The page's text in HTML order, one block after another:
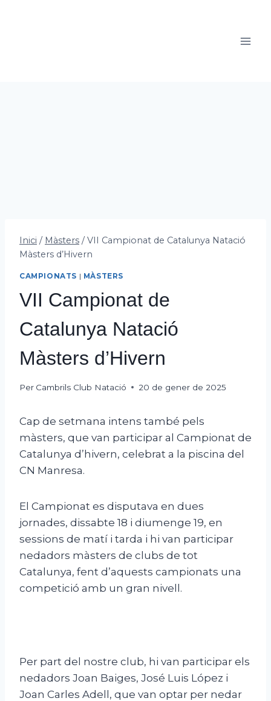
Inici / Màsters / VII Campionat de Catalunya Natació
Màsters d’Hivern
CAMPIONATS | MÀSTERS
VII Campionat de
Catalunya Natació
Màsters d’Hivern
Per Cambrils Club Natació 20 de gener de 2025
Cap de setmana intens també pels
màsters, que van participar al Campionat de
Catalunya d’hivern, celebrat a la piscina del
CN Manresa.
El Campionat es disputava en dues
jornades, dissabte 18 i diumenge 19, en
sessions de matí i tarda i hi van participar
nedadors màsters de clubs de tot
Catalunya, fent d’aquests campionats una
competició amb un gran nivell.
Per part del nostre club, hi van participar els
nedadors Joan Baiges, José Luis López i
Joan Carles Adell, que van optar per nedar